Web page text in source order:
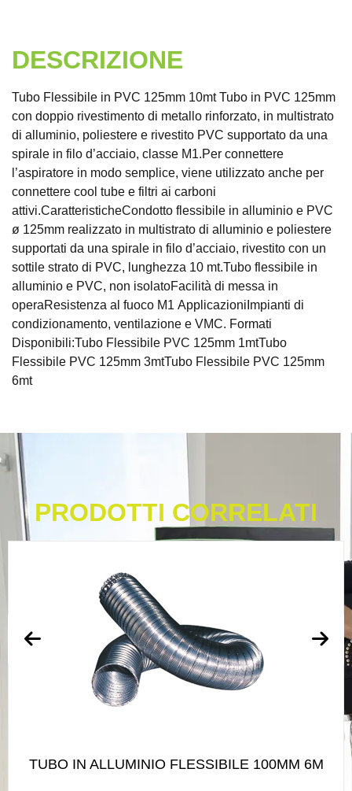
DESCRIZIONE
Tubo Flessibile in PVC 125mm 10mt Tubo in PVC 125mm
con doppio rivestimento di metallo rinforzato, in multistrato
di alluminio, poliestere e rivestito PVC supportato da una
spirale in filo d’acciaio, classe M1.Per connettere
l’aspiratore in modo semplice, viene utilizzato anche per
connettere cool tube e filtri ai carboni
attivi.CaratteristicheCondotto flessibile in alluminio e PVC
ø 125mm realizzato in multistrato di alluminio e poliestere
supportati da una spirale in filo d’acciaio, rivestito con un
sottile strato di PVC, lunghezza 10 mt.Tubo flessibile in
alluminio e PVC, non isolatoFacilità di messa in
operaResistenza al fuoco M1 ApplicazioniImpianti di
condizionamento, ventilazione e VMC. Formati
Disponibili:Tubo Flessibile PVC 125mm 1mtTubo
Flessibile PVC 125mm 3mtTubo Flessibile PVC 125mm
6mt
PRODOTTI CORRELATI
TUBO IN ALLUMINIO FLESSIBILE 100MM 6M